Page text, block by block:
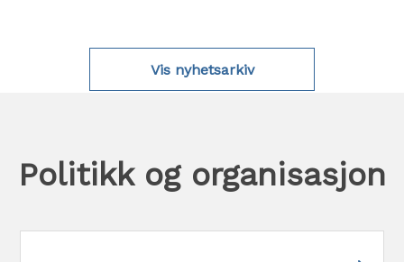
Vis nyhetsarkiv
Politikk og organisasjon